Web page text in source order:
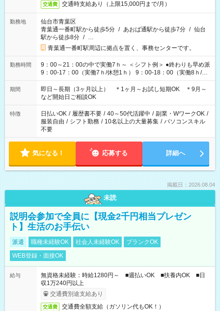
交通費 交通時支給あり（上限15,000円まで/月）
勤務地
仙台市青葉区
青葉通一番町駅から徒歩5分 / あおば通駅から徒歩7分 / 仙台
駅から徒歩8分 / …
青葉通一番町駅周辺に拠点を置く、事務センターです。
勤務時間
9：00～21：00の中で実働7ｈ～ ＜シフト例＞ ●終わりも早め派
9：00-17：00（実働7ｈ/休憩1ｈ） 9：00-18：00（実働8ｈ/休
憩1ｈ） 10：00-19：00（実働8ｈ/休憩1ｈ） ●朝ゆっくり派
11：00-20：00（実働8ｈ/休憩1ｈ） 12：00-20：00（実働7ｈ/
休憩1ｈ） 12：00-21：00（実働8ｈ/休憩1ｈ） 13：00-22：
00（実働8ｈ/休憩1ｈ） ＊時間帯固定OK
期間
即日～長期（3ヶ月以上） ＊1ヶ月～お試し短期OK ＊9月～
など開始日ご相談OK
特徴 日払いOK / 履歴書不要 / 40～50代活躍中 / 副業・WワークOK /
服装自由 / シフト勤務 / 10名以上の大量募集 / パソコンスキル
不要
気になる！ 応募する 詳細へ
掲載日：2026.08.04
未読
説明会参加で全員に【現金2千円相当プレゼン
ト】生活のお手伝い
派遣 職種未経験OK 社会人未経験OK
ブランクOK
WEB登録・面接OK
給与
無資格未経験：時給1280円～ ■週払いOK ■扶養内OK ■日
収1万240円以上
交通費別途支給あり
交通費 交通費全額支給（ガソリン代もOK！）